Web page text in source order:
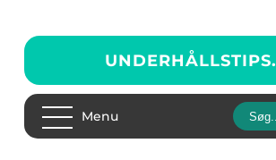
UNDERHÅLLSTIPS.
Menu